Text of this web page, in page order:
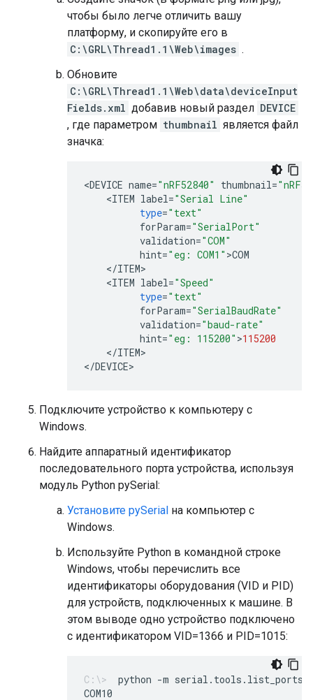
чтобы было легче отличить вашу
платформу, и скопируйте его в
C:\GRL\Thread1.1\Web\images .
Обновите
C:\GRL\Thread1.1\Web\data\deviceInput
Fields.xml добавив новый раздел DEVICE
, где параметром thumbnail является файл
значка:
<DEVICE name="nRF52840" thumbnail=
<ITEM label="Serial Line"
type="text"
forParam="SerialPort"
validation="COM"
hint="eg: COM1" >COM
</ITEM
<ITEM label="Speed"
type="text"
forParam="SerialBaudRate"
validation="baud-rate"
hint="eg: 115200" >115200
</ITEM>
</DEVICE
Подключите устройство к компьютеру с
Windows.
Найдите аппаратный идентификатор
последовательного порта устройства, используя
модуль Python pySerial:
Установите pySerial на компьютер с
Windows.
Используйте Python в командной строке
Windows, чтобы перечислить все
идентификаторы оборудования (VID и PID)
для устройств, подключенных к машине. В
этом выводе одно устройство подключено
с идентификатором VID=1366 и PID=1015:
python -m serial.tools.list_ports